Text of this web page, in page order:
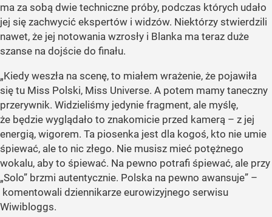
ma za sobą dwie techniczne próby, podczas których udało
jej się zachwycić ekspertów i widzów. Niektórzy stwierdzili
nawet, że jej notowania wzrosły i Blanka ma teraz duże
szanse na dojście do finału.
„Kiedy weszła na scenę, to miałem wrażenie, że pojawiła
się tu Miss Polski, Miss Universe. A potem mamy taneczny
przerywnik. Widzieliśmy jedynie fragment, ale myślę,
że będzie wyglądało to znakomicie przed kamerą – z jej
energią, wigorem. Ta piosenka jest dla kogoś, kto nie umie
śpiewać, ale to nic złego. Nie musisz mieć potężnego
wokalu, aby to śpiewać. Na pewno potrafi śpiewać, ale przy
„Solo” brzmi autentycznie. Polska na pewno awansuje” –
komentowali dziennikarze eurowizyjnego serwisu
Wiwibloggs.